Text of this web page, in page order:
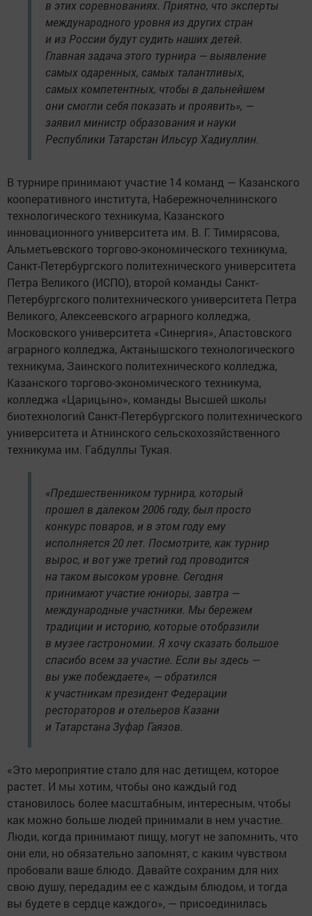
в этих соревнованиях. Приятно, что эксперты
международного уровня из других стран
и из России будут судить наших детей.
Главная задача этого турнира — выявление
самых одаренных, самых талантливых,
самых компетентных, чтобы в дальнейшем
они смогли себя показать и проявить», —
заявил министр образования и науки
Республики Татарстан Ильсур Хадиуллин.
В турнире принимают участие 14 команд — Казанского
кооперативного института, Набережночелнинского
технологического техникума, Казанского
инновационного университета им. В. Г. Тимирясова,
Альметьевского торгово-экономического техникума,
Санкт-Петербургского политехнического университета
Петра Великого (ИСПО), второй команды Санкт-
Петербургского политехнического университета Петра
Великого, Алексеевского аграрного колледжа,
Московского университета «Синергия», Апастовского
аграрного колледжа, Актанышского технологического
техникума, Заинского политехнического колледжа,
Казанского торгово-экономического техникума,
колледжа «Царицыно», команды Высшей школы
биотехнологий Санкт-Петербургского политехнического
университета и Атнинского сельскохозяйственного
техникума им. Габдуллы Тукая.
«Предшественником турнира, который
прошел в далеком 2006 году, был просто
конкурс поваров, и в этом году ему
исполняется 20 лет. Посмотрите, как турнир
вырос, и вот уже третий год проводится
на таком высоком уровне. Сегодня
принимают участие юниоры, завтра —
международные участники. Мы бережем
традиции и историю, которые отобразили
в музее гастрономии. Я хочу сказать большое
спасибо всем за участие. Если вы здесь —
вы уже побеждаете», — обратился
к участникам президент Федерации
рестораторов и отельеров Казани
и Татарстана Зуфар Гаязов.
«Это мероприятие стало для нас детищем, которое
растет. И мы хотим, чтобы оно каждый год
становилось более масштабным, интересным, чтобы
как можно больше людей принимали в нем участие.
Люди, когда принимают пищу, могут не запомнить, что
они ели, но обязательно запомнят, с каким чувством
пробовали ваше блюдо. Давайте сохраним для них
свою душу, передадим ее с каждым блюдом, и тогда
вы будете в сердце каждого», — присоединилась